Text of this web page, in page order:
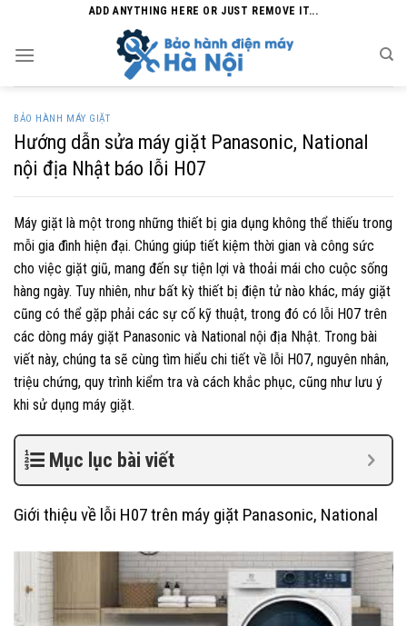
content
ADD ANYTHING HERE OR JUST REMOVE IT...
BẢO HÀNH MÁY GIẶT
Hướng dẫn sửa máy giặt Panasonic, National
nội địa Nhật báo lỗi H07
Máy giặt là một trong những thiết bị gia dụng không thể thiếu trong
mỗi gia đình hiện đại. Chúng giúp tiết kiệm thời gian và công sức
cho việc giặt giũ, mang đến sự tiện lợi và thoải mái cho cuộc sống
hàng ngày. Tuy nhiên, như bất kỳ thiết bị điện tử nào khác, máy giặt
cũng có thể gặp phải các sự cố kỹ thuật, trong đó có lỗi H07 trên
các dòng máy giặt Panasonic và National nội địa Nhật. Trong bài
viết này, chúng ta sẽ cùng tìm hiểu chi tiết về lỗi H07, nguyên nhân,
triệu chứng, quy trình kiểm tra và cách khắc phục, cũng như lưu ý
khi sử dụng máy giặt.
Mục lục bài viết
Giới thiệu về lỗi H07 trên máy giặt Panasonic, National